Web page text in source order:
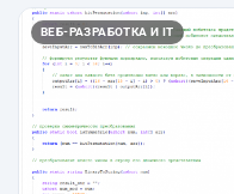
ВЕБ-РАЗРАБОТКА И IT